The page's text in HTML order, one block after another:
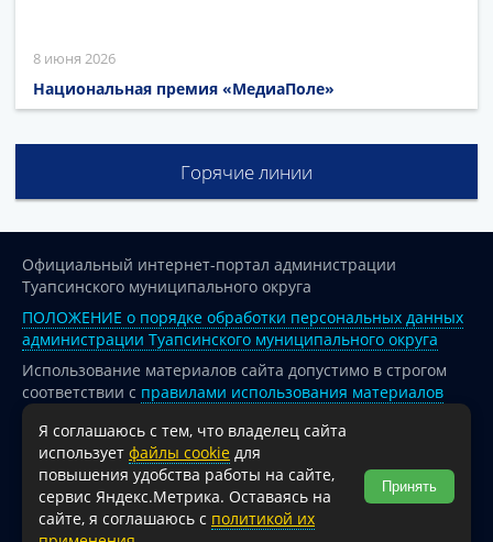
8 июня 2026
Национальная премия «МедиаПоле»
Горячие линии
Официальный интернет-портал администрации
Туапсинского муниципального округа
ПОЛОЖЕНИЕ о порядке обработки персональных данных
администрации Туапсинского муниципального округа
Использование материалов сайта допустимо в строгом
соответствии с правилами использования материалов
опубликованных на сайте
При перепечатке и использовании информации ссылка
на источник обязательна.
Для сайтов и страниц сети Интернет обязательна
активная гиперссылка на официальный интернет-портал
Я соглашаюсь с тем, что владелец сайта
использует файлы cookie для
повышения удобства работы на сайте,
сервис Яндекс.Метрика. Оставаясь на
сайте, я соглашаюсь с политикой их
Принять